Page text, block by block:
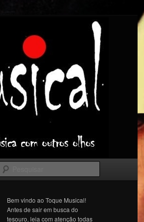
Bem vindo ao Toque Musical!
Antes de sair em busca do
tesouro, leia com atenção todas